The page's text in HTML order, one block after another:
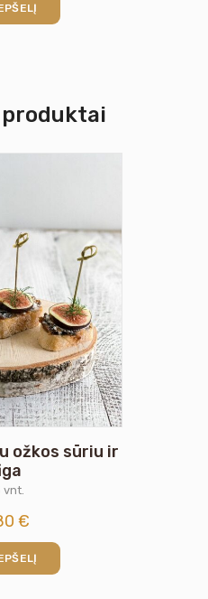
produktai
ožkos sūriu ir
vnt.
€